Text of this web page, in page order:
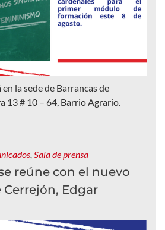
la sede de Barrancas de
13 # 10 – 64, Barrio Agrario.
Sala de prensa
reúne con el nuevo
Edgar